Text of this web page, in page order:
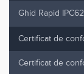
Ghid Rapid
Certificat de
Certificat de